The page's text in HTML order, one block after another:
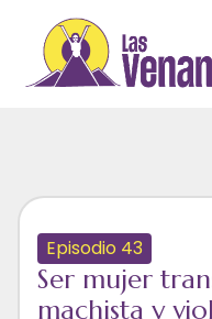
contenido
Episodio 43
Ser mujer
machista y